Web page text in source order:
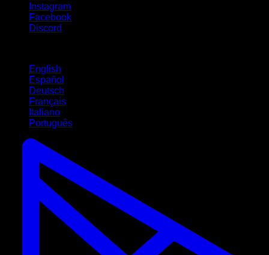
Instagram
Facebook
Discord
English
Español
Deutsch
Français
Italiano
Português